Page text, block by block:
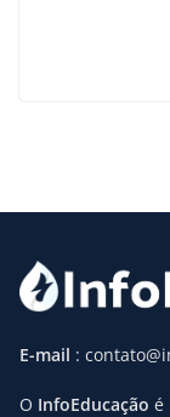
E-mail :
O InfoEducação é